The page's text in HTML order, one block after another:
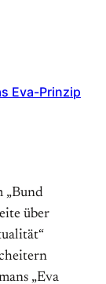
Eva-Prinzip
„Bund
über
„Eva